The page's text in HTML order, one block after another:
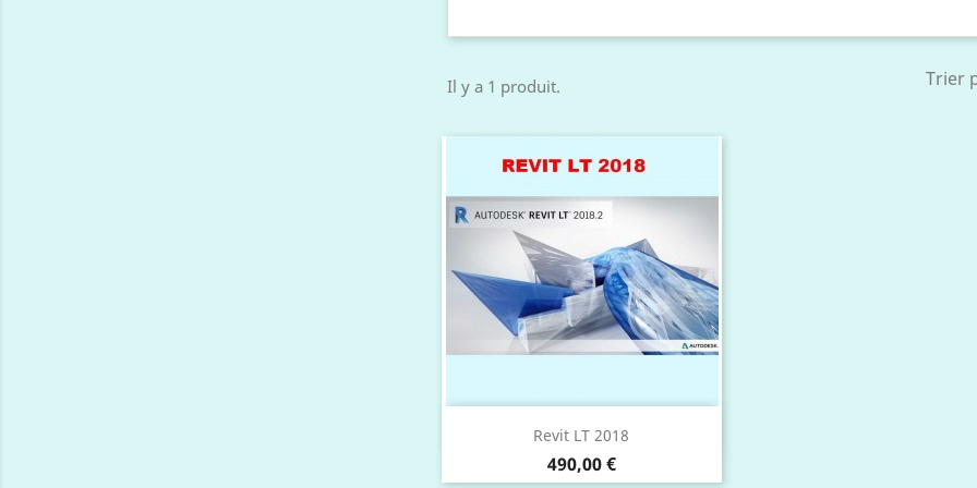
Il y a 1 produit.
Trier
Revit LT 2018
Prix
490,00 €
Aperçu rapide